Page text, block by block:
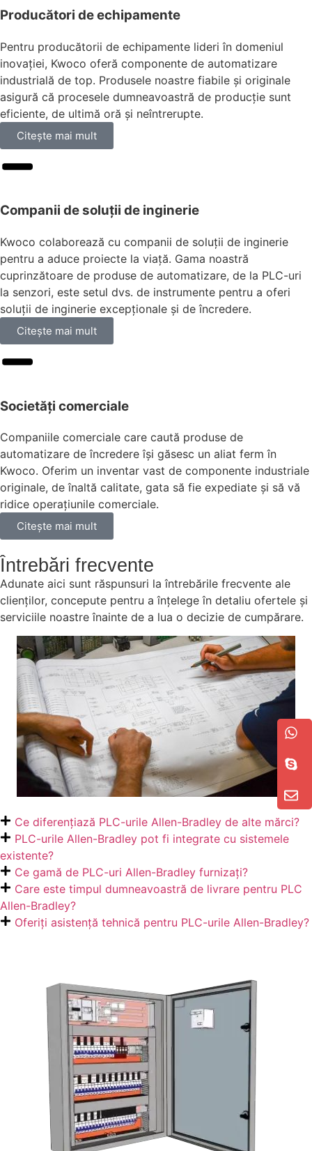
Producători de echipamente
Pentru producătorii de echipamente lideri în domeniul
inovației, Kwoco oferă componente de automatizare
industrială de top. Produsele noastre fiabile și originale
asigură că procesele dumneavoastră de producție sunt
eficiente, de ultimă oră și neîntrerupte.
Citeşte mai mult
Companii de soluții de inginerie
Kwoco colaborează cu companii de soluții de inginerie
pentru a aduce proiecte la viață. Gama noastră
cuprinzătoare de produse de automatizare, de la PLC-uri
la senzori, este setul dvs. de instrumente pentru a oferi
soluții de inginerie excepționale și de încredere.
Citeşte mai mult
Societăți comerciale
Companiile comerciale care caută produse de
automatizare de încredere își găsesc un aliat ferm în
Kwoco. Oferim un inventar vast de componente industriale
originale, de înaltă calitate, gata să fie expediate și să vă
ridice operațiunile comerciale.
Citeşte mai mult
Întrebări frecvente
Adunate aici sunt răspunsuri la întrebările frecvente ale
clienților, concepute pentru a înțelege în detaliu ofertele și
serviciile noastre înainte de a lua o decizie de cumpărare.
Ce diferențiază PLC-urile Allen-Bradley de alte mărci?
PLC-urile Allen-Bradley pot fi integrate cu sistemele
existente?
Ce gamă de PLC-uri Allen-Bradley furnizați?
Care este timpul dumneavoastră de livrare pentru PLC
Allen-Bradley?
Oferiți asistență tehnică pentru PLC-urile Allen-Bradley?